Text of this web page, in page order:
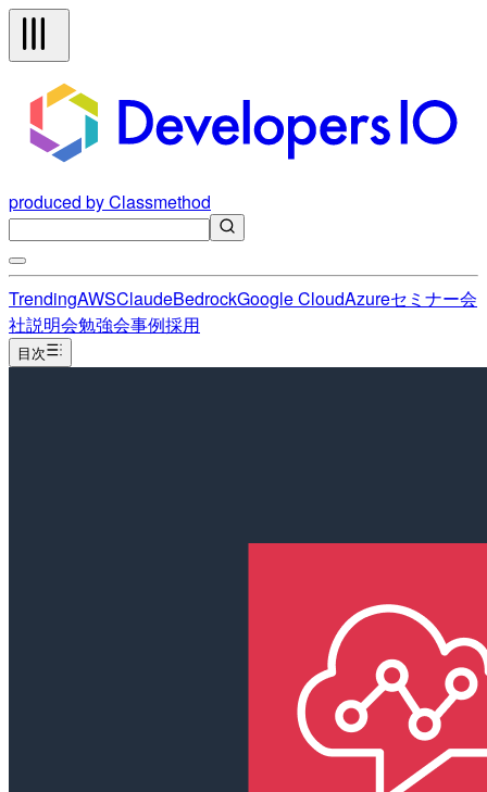
produced by Classmethod
TrendingAWSClaudeBedrockGoogle CloudAzureセミナー会
社説明会勉強会事例採用
目次